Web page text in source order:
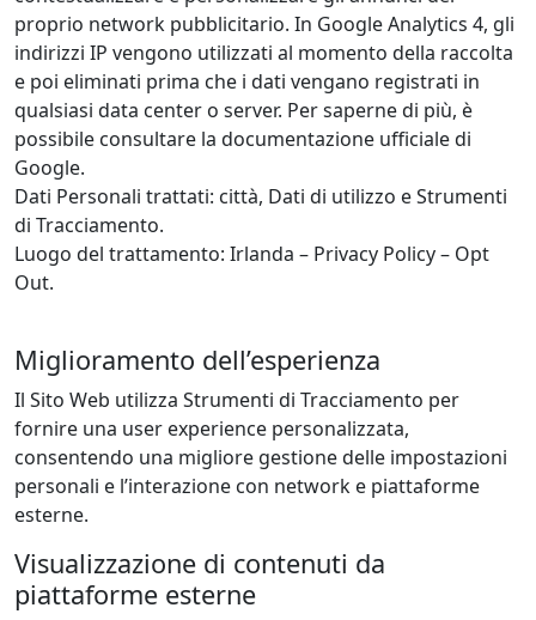
proprio network pubblicitario. In Google Analytics 4, gli
indirizzi IP vengono utilizzati al momento della raccolta
e poi eliminati prima che i dati vengano registrati in
qualsiasi data center o server. Per saperne di più, è
possibile consultare la documentazione ufficiale di
Google.
Dati Personali trattati: città, Dati di utilizzo e Strumenti
di Tracciamento.
Luogo del trattamento: Irlanda – Privacy Policy – Opt
Out.
Miglioramento dell’esperienza
Il Sito Web utilizza Strumenti di Tracciamento per
fornire una user experience personalizzata,
consentendo una migliore gestione delle impostazioni
personali e l’interazione con network e piattaforme
esterne.
Visualizzazione di contenuti da
piattaforme esterne